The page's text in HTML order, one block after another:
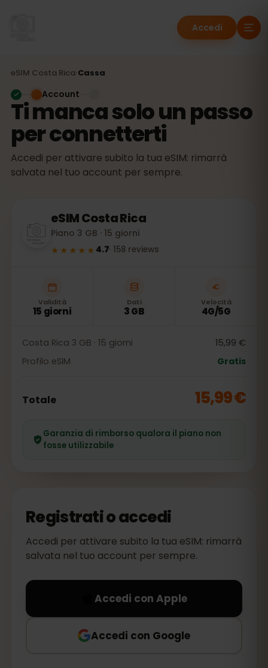
Accedi
eSIM Costa Rica Cassa
Ti manca solo un passo
per connetterti
Accedi per attivare subito la tua eSIM: rimarrà
salvata nel tuo account per sempre.
Account
eSIMCosta Rica
Piano 3 GB · 15 giorni
★★★★★ 4.7· 158 reviews
Validità
15 giorni
Dati
3 GB
Velocità
4G/5G
Costa Rica 3 GB · 15 giorni
15,99 €
Profilo eSIM
Gratis
Totale 15,99 €
Garanzia di rimborso qualora il piano non
fosse utilizzabile
Registrati o accedi
Accedi per attivare subito la tua eSIM: rimarrà
salvata nel tuo account per sempre.
Accedi con Apple
Accedi con Google